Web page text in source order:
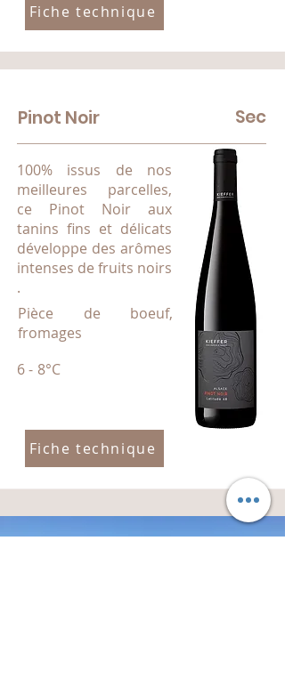
Fiche technique
Pinot Noir Sec
100% issus de nos
meilleures parcelles,
ce Pinot Noir aux
tanins fins et délicats
développe des arômes
intenses de fruits noirs
.
Pièce de boeuf,
fromages
6 - 8°C
Fiche technique